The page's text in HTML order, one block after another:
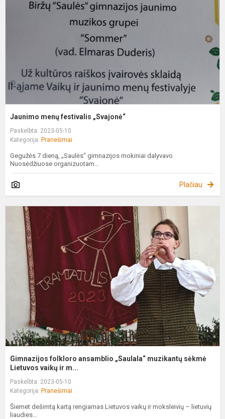
Jaunimo menų festivalis „Svajonė“
Paskelbta: 2023-05-10
Kategorija: Pranešimai
Gegužės 7 dieną, „Saulės“ gimnazijos mokiniai dalyvavo
Nuosėdžiuose organizuotam...
Plačiau
Gimnazijos folkloro ansamblio „Saulala“ muzikantų sėkmė
Lietuvos vaikų ir m...
Paskelbta: 2023-05-10
Kategorija: Pranešimai
Šiemet dešimtą kartą rengiamas Lietuvos vaikų ir moksleivių – lietuvių
liaudies...